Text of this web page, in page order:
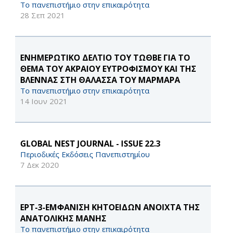
Το πανεπιστήμιο στην επικαιρότητα
28 Σεπ 2021
EΝΗΜΕΡΩΤΙΚΟ ΔΕΛΤΙΟ ΤΟΥ ΤΩΘΒΕ ΓΙΑ ΤΟ
ΘΕΜΑ ΤΟΥ ΑΚΡΑΙΟΥ ΕΥΤΡΟΦΙΣΜΟΥ ΚΑΙ ΤΗΣ
ΒΛΕΝΝΑΣ ΣΤΗ ΘΑΛΑΣΣΑ ΤΟΥ ΜΑΡΜΑΡΑ
Το πανεπιστήμιο στην επικαιρότητα
14 Ιουν 2021
GLOBAL NEST JOURNAL - ISSUE 22.3
Περιοδικές Εκδόσεις Πανεπιστημίου
7 Δεκ 2020
ΕΡΤ-3-ΕΜΦΑΝΙΣΗ ΚΗΤΟΕΙΔΩΝ ΑΝΟΙΧΤΑ ΤΗΣ
ΑΝΑΤΟΛΙΚΗΣ ΜΑΝΗΣ
Το πανεπιστήμιο στην επικαιρότητα